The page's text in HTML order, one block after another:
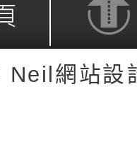
返回頂端
Neil網站設